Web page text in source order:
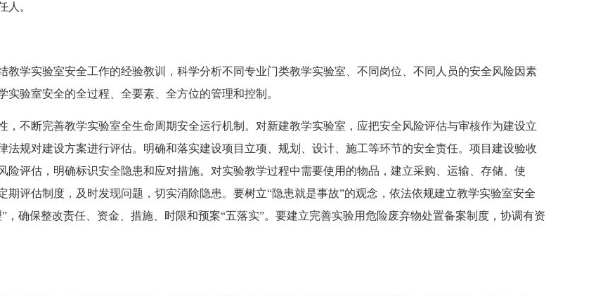
人。
学实验室安全工作的经验教训，科学分析不同专业门类教学实验室、不同岗位、不同人员的安全风险因素
验室安全的全过程、全要素、全方位的管理和控制。
断完善教学实验室全生命周期安全运行机制。对新建教学实验室，应把安全风险评估与审核作为建设立
规对建设方案进行评估。明确和落实建设项目立项、规划、设计、施工等环节的安全责任。项目建设验收
评估，明确标识安全隐患和应对措施。对实验教学过程中需要使用的物品，建立采购、运输、存储、使
评估制度，及时发现问题，切实消除隐患。要树立“隐患就是事故”的观念，依法依规建立教学实验室安全
确保整改责任、资金、措施、时限和预案“五落实”。要建立完善实验用危险废弃物处置备案制度，协调有资